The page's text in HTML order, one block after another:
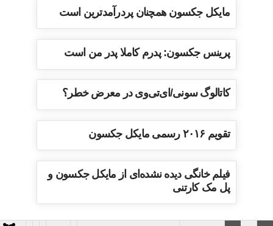
مایکل جکسون همچنان پردرآمدترین است
پرینس جکسون: پدرم کاملا پدر من است
کاتالوگ سونی/ای‌تی‌وی در معرض خطر؟
تقویم ۲۰۱۶ رسمی مایکل جکسون
فیلم خانگی دیده نشده‌ای از مایکل جکسون و
پل مک کارتنی